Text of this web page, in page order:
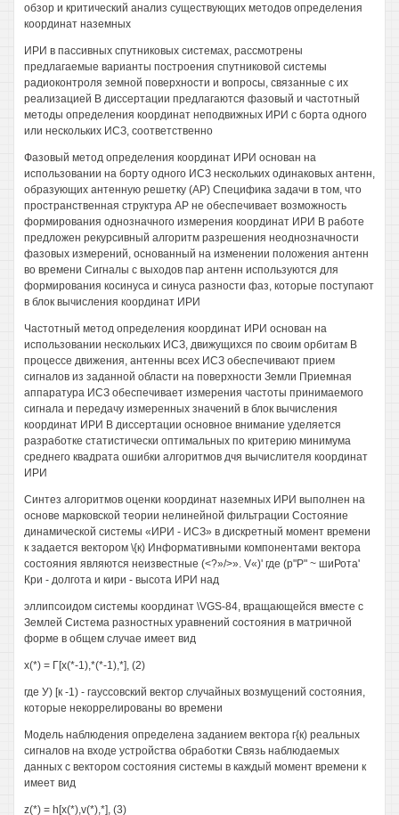
обзор и критический анализ существующих методов определения
координат наземных
ИРИ в пассивных спутниковых системах, рассмотрены
предлагаемые варианты построения спутниковой системы
радиоконтроля земной поверхности и вопросы, связанные с их
реализацией В диссертации предлагаются фазовый и частотный
методы определения координат неподвижных ИРИ с борта одного
или нескольких ИСЗ, соответственно
Фазовый метод определения координат ИРИ основан на
использовании на борту одного ИСЗ нескольких одинаковых антенн,
образующих антенную решетку (АР) Специфика задачи в том, что
пространственная структура АР не обеспечивает возможность
формирования однозначного измерения координат ИРИ В работе
предложен рекурсивный алгоритм разрешения неоднозначности
фазовых измерений, основанный на изменении положения антенн
во времени Сигналы с выходов пар антенн используются для
формирования косинуса и синуса разности фаз, которые поступают
в блок вычисления координат ИРИ
Частотный метод определения координат ИРИ основан на
использовании нескольких ИСЗ, движущихся по своим орбитам В
процессе движения, антенны всех ИСЗ обеспечивают прием
сигналов из заданной области на поверхности Земли Приемная
аппаратура ИСЗ обеспечивает измерения частоты принимаемого
сигнала и передачу измеренных значений в блок вычисления
координат ИРИ В диссертации основное внимание уделяется
разработке статистически оптимальных по критерию минимума
среднего квадрата ошибки алгоритмов дчя вычислителя координат
ИРИ
Синтез алгоритмов оценки координат наземных ИРИ выполнен на
основе марковской теории нелинейной фильтрации Состояние
динамической системы «ИРИ - ИСЗ» в дискретный момент времени
к задается вектором \{к) Информативными компонентами вектора
состояния являются неизвестные (<?»/>». V«)' где (р"Р" ~ шиРота'
Кри - долгота и кири - высота ИРИ над
эллипсоидом системы координат \VGS-84, вращающейся вместе с
Землей Система разностных уравнений состояния в матричной
форме в общем случае имеет вид
х(*) = Г[х(*-1),*(*-1),*], (2)
где У) [к -1) - гауссовский вектор случайных возмущений состояния,
которые некоррелированы во времени
Модель наблюдения определена заданием вектора г{к) реальных
сигналов на входе устройства обработки Связь наблюдаемых
данных с вектором состояния системы в каждый момент времени к
имеет вид
z(*) = h[x(*),v(*),*], (3)